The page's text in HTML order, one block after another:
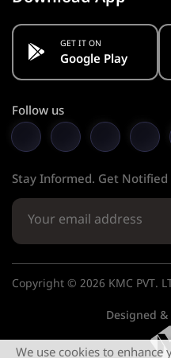
GET IT ON
Google Play
Follow us
Stay Informed. Get Notified
Copyright © 2026 KMC PVT.
Designed
We use cookies to enhance